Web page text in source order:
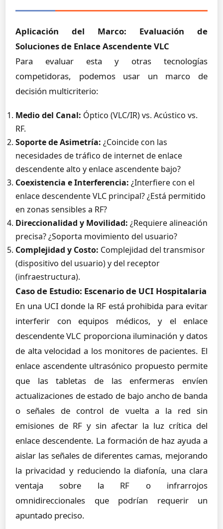
Aplicación del Marco: Evaluación de
Soluciones de Enlace Ascendente VLC
Para evaluar esta y otras tecnologías
competidoras, podemos usar un marco de
decisión multicriterio:
Medio del Canal: Óptico (VLC/IR) vs. Acústico vs.
RF.
Soporte de Asimetría: ¿Coincide con las
necesidades de tráfico de internet de enlace
descendente alto y enlace ascendente bajo?
Coexistencia e Interferencia: ¿Interfiere con el
enlace descendente VLC principal? ¿Está permitido
en zonas sensibles a RF?
Direccionalidad y Movilidad: ¿Requiere alineación
precisa? ¿Soporta movimiento del usuario?
Complejidad y Costo: Complejidad del transmisor
(dispositivo del usuario) y del receptor
(infraestructura).
Caso de Estudio: Escenario de UCI Hospitalaria
En una UCI donde la RF está prohibida para evitar
interferir con equipos médicos, y el enlace
descendente VLC proporciona iluminación y datos
de alta velocidad a los monitores de pacientes. El
enlace ascendente ultrasónico propuesto permite
que las tabletas de las enfermeras envíen
actualizaciones de estado de bajo ancho de banda
o señales de control de vuelta a la red sin
emisiones de RF y sin afectar la luz crítica del
enlace descendente. La formación de haz ayuda a
aislar las señales de diferentes camas, mejorando
la privacidad y reduciendo la diafonía, una clara
ventaja sobre la RF o infrarrojos
omnidireccionales que podrían requerir un
apuntado preciso.